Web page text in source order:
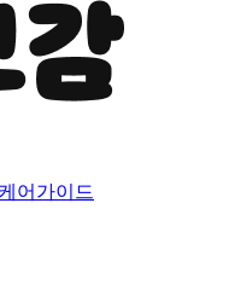
케어가이드